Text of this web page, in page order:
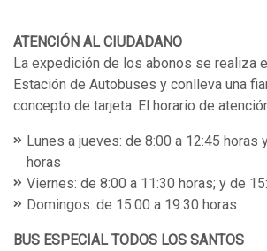
ATENCIÓN AL CIUDADANO
La expedición de los abonos se realiza
Estación de Autobuses y conlleva una
concepto de tarjeta. El horario de
Lunes a jueves: de 8:00 a 12:45 horas
horas
Viernes: de 8:00 a 11:30 horas; y de
Domingos: de 15:00 a 19:30 horas
BUS ESPECIAL TODOS LOS SANTOS